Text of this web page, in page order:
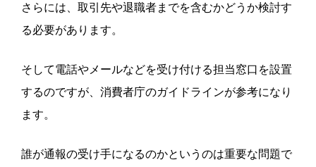
さらには、取引先や退職者までを含むかどうか検討す
る必要があります。
そして電話やメールなどを受け付ける担当窓口を設置
するのですが、消費者庁のガイドラインが参考になり
ます。
誰が通報の受け手になるのかというのは重要な問題で